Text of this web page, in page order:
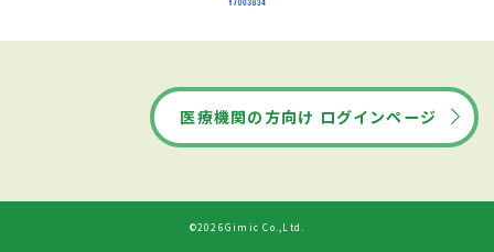
医療機関の方向け ログインページ
©2026Gimic Co.,Ltd.